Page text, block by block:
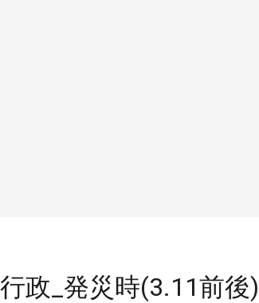
政_発災時(3.11前後